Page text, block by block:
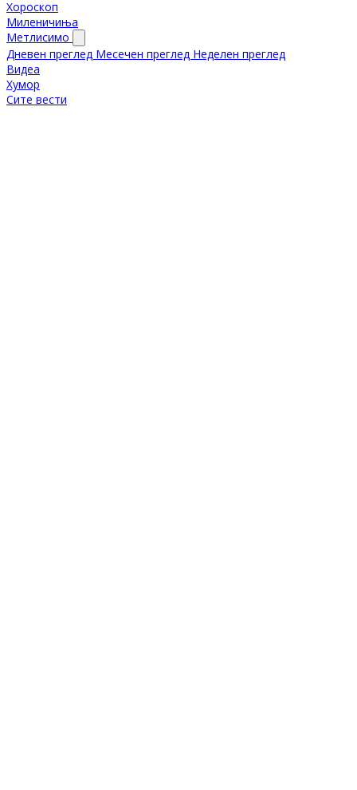
Хороскоп
Миленичиња
Метлисимо
Дневен преглед Месечен преглед Неделен преглед
Видеа
Хумор
Сите вести